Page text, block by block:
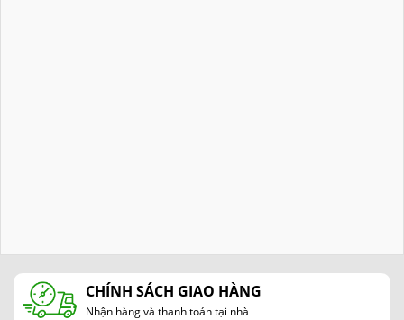
CHÍNH SÁCH GIAO HÀNG
Nhận hàng và thanh toán tại nhà